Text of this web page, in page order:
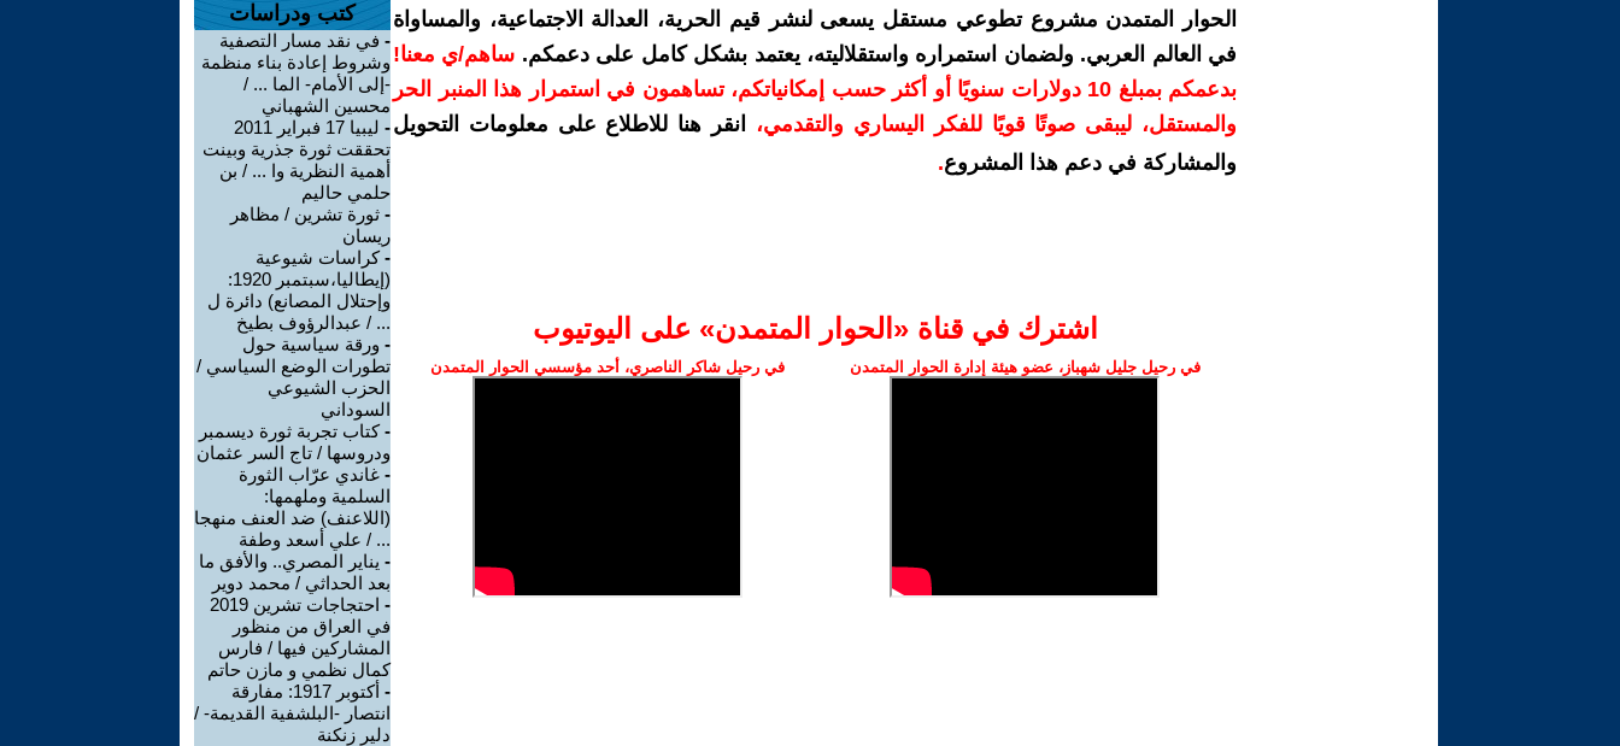
الحوار المتمدن مشروع تطوعي مستقل يسعى لنشر قيم الحرية، العدالة الاجتماعية، والمساواة
في العالم العربي. ولضمان استمراره واستقلاليته، يعتمد بشكل كامل على دعمكم. ساهم/ي معنا!
بدعمكم بمبلغ 10 دولارات سنويًا أو أكثر حسب إمكانياتكم، تساهمون في استمرار هذا المنبر الحر
والمستقل، ليبقى صوتًا قويًا للفكر اليساري والتقدمي،
انقر هنا للاطلاع على معلومات التحويل
والمشاركة في دعم هذا المشروع.
اشترك في قناة ‫«الحوار المتمدن» على اليوتيوب
في رحيل جليل شهباز، عضو هيئة إدارة الحوار المتمدن في رحيل شاكر الناصري، أحد مؤسسي الحوار المتمدن
كتب ودراسات
- في نقد مسار التصفية
وشروط إعادة بناء منظمة
-إلى الأمام- الما ... /
محسين الشهباني
-
ليبيا 17 فبراير 2011
تحققت ثورة جذرية وبينت
أهمية النظرية وا ... / بن
حلمي حاليم
- ثورة تشرين / مظاهر
ريسان
-كراسات شيوعية
(إيطاليا،سبتمبر 1920:
وإحتلال المصانع) دائرة ل
... / عبدالرؤوف بطيخ
- ورقة سياسية حول
تطورات الوضع السياسي /
الحزب الشيوعي
السوداني
-كتاب تجربة ثورة ديسمبر
ودروسها / تاج السر عثمان
- غاندي عرّاب الثورة
السلمية وملهمها:
(اللاعنف) ضد العنف منهجا
... / علي أسعد وطفة
- يناير المصري.. والأفق ما
بعد الحداثي / محمد دوير
-
احتجاجات تشرين 2019
في العراق من منظور
المشاركين فيها / فارس
كمال نظمي و مازن حاتم
-
أكتوبر 1917: مفارقة
انتصار -البلشفية القديمة- /
دلير زنكنة